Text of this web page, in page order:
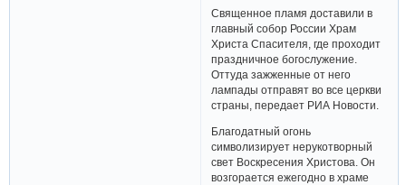
Священное пламя доставили в
главный собор России Храм
Христа Спасителя, где проходит
праздничное богослужение.
Оттуда зажженные от него
лампады отправят во все церкви
страны, передает РИА Новости.
Благодатный огонь
символизирует нерукотворный
свет Воскресения Христова. Он
возгорается ежегодно в храме